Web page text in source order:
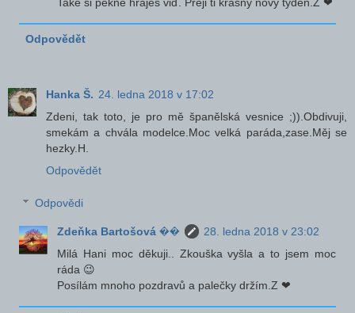
Také si pěkně hraješ viď. Přeji ti krásný nový týden.Z ❤
Odpovědět
Hanka Š. 24. ledna 2018 v 17:02
Zdeni, tak toto, je pro mě španělská vesnice ;)).Obdivuji,
smekám a chvála modelce.Moc velká paráda,zase.Měj se
hezky.H.
Odpovědět
Odpovědi
Zdeňka Bartošová ��
28. ledna 2018 v 23:02
Milá Hani moc děkuji.. Zkouška vyšla a to jsem moc
ráda 😉
Posílám mnoho pozdravů a palečky držím.Z ❤